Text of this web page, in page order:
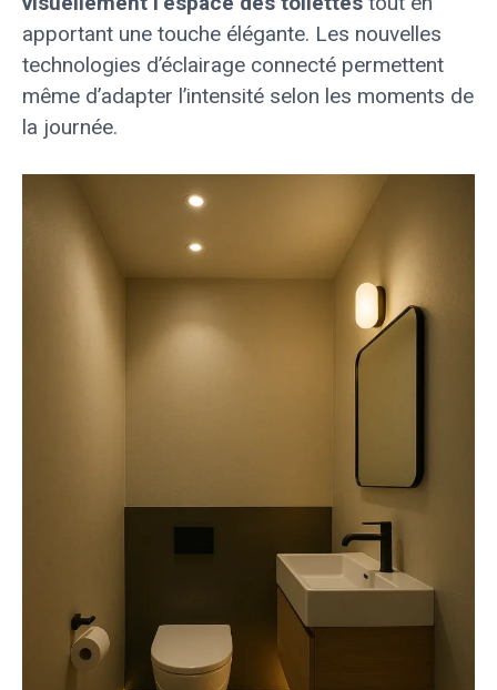
apportant une touche élégante. Les nouvelles
technologies d’éclairage connecté permettent
même d’adapter l’intensité selon les moments de
la journée.